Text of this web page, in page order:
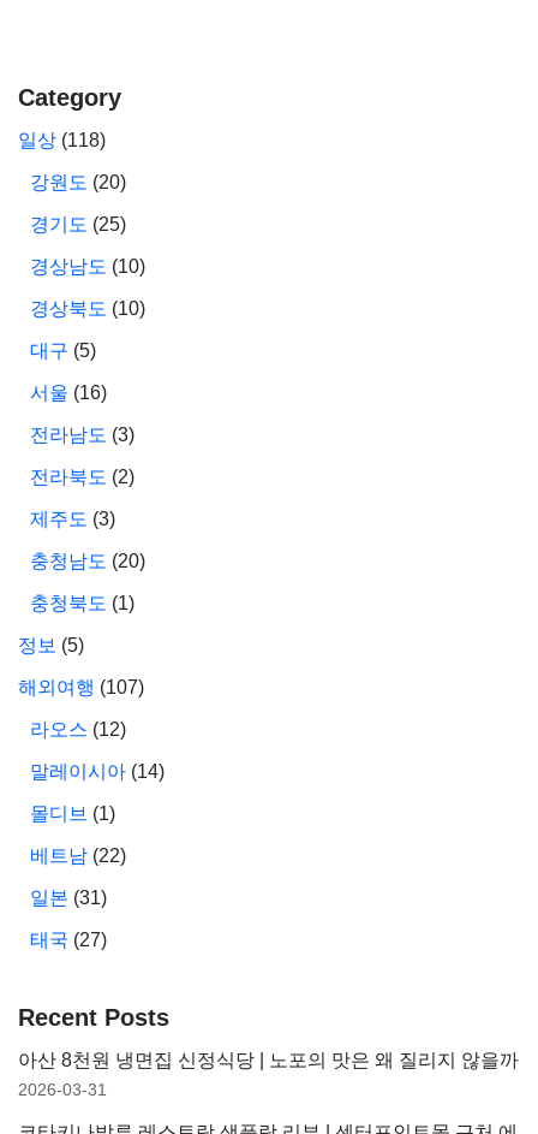
Category
일상 (118)
강원도 (20)
경기도 (25)
경상남도 (10)
경상북도 (10)
대구 (5)
서울 (16)
전라남도 (3)
전라북도 (2)
제주도 (3)
충청남도 (20)
충청북도 (1)
정보 (5)
해외여행 (107)
라오스 (12)
말레이시아 (14)
몰디브 (1)
베트남 (22)
일본 (31)
태국 (27)
Recent Posts
아산 8천원 냉면집 신정식당 | 노포의 맛은 왜 질리지 않을까
2026-03-31